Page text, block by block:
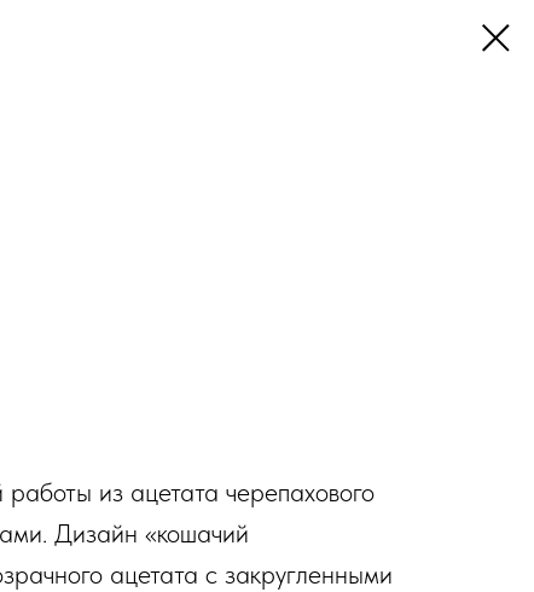
из ацетата черепахового
Дизайн «кошачий
ацетата с закругленными